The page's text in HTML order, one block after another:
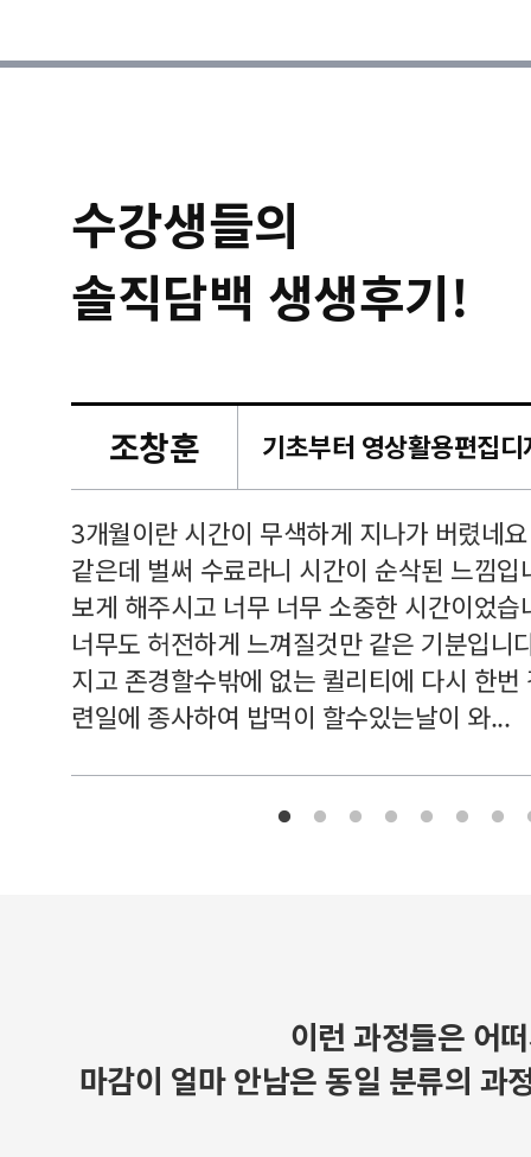
수강생들의
솔직담백 생생후기!
조창훈
3개월이란 시간이 무색하게 지나가 버렸네
같은데 벌써 수료라니 시간이 순삭된 느낌
보게 해주시고 너무 너무 소중한 시간이었
너무도 허전하게 느껴질것만 같은 기분입니
지고 존경할수밖에 없는 퀼리티에 다시 한
련일에 종사하여 밥먹이 할수있는날이 와...
이런 과정들은 어
마감이 얼마 안남은 동일 분류의 과